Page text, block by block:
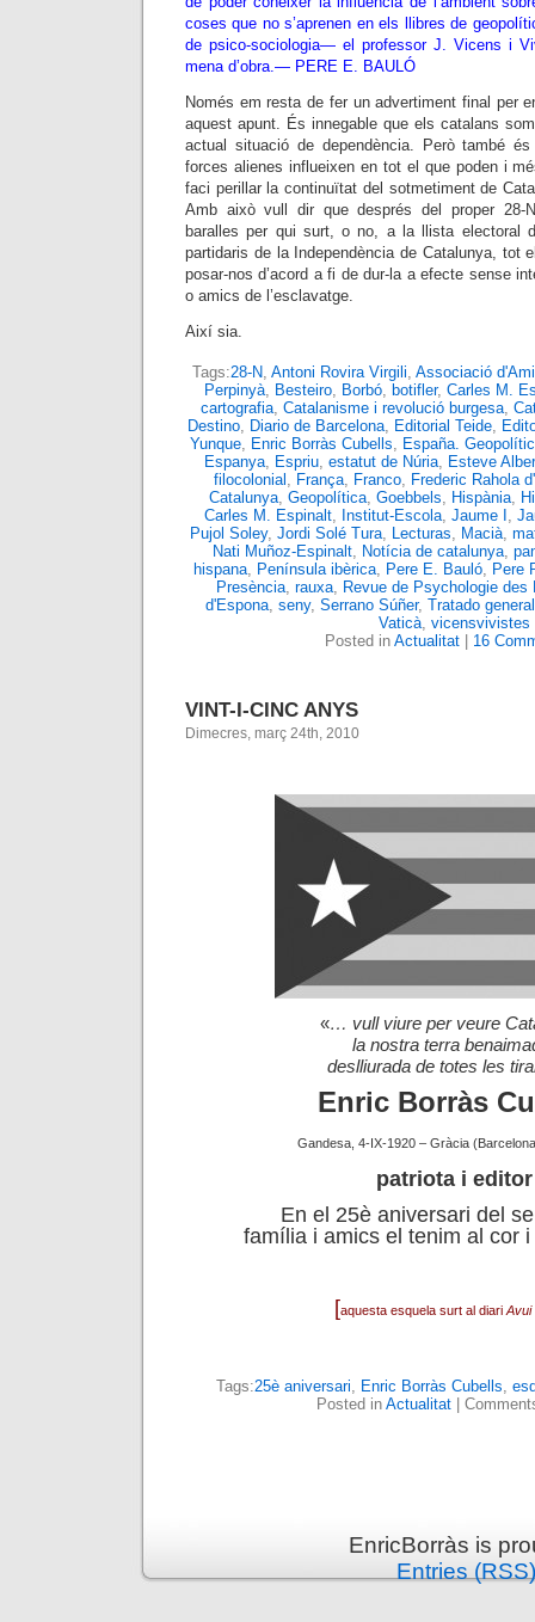
coses que no s’aprenen en els llibres de
de psico-sociologia— el professor J. Vicens i
mena d’obra.— PERE E. BAULÓ
Només em resta de fer un advertiment final per
aquest apunt. És innegable que els catalans
actual situació de dependència. Però també
forces alienes influeixen en tot el que poden i
faci perillar la continuïtat del sotmetiment de
Amb això vull dir que després del proper 28-
baralles per qui surt, o no, a la llista electoral
partidaris de la Independència de Catalunya, tot
posar-nos d’acord a fi de dur-la a efecte sense
o amics de l’esclavatge.
Així sia.
Tags:28-N, Antoni Rovira Virgili Associació
Perpinyà, Besteiro, Borbó, botifler, Carles M.
cartografia, Catalanisme i revolució burgesa,
Destino Diario de Barcelona Editorial Teide
Yunque Enric Borràs Cubells
España.
Espanya, Espriu, estatut de Núria, Esteve
filocolonial
França Franco Frederic Rahola
Catalunya Geopolítica Goebbels Hispània
Carles M. Espinalt Institut-Escola Jaume I
Pujol Soley, Jordi Solé Tura, Lecturas Macià,
Nati Muñoz-Espinalt, Notícia de catalunya,
hispana Península ibèrica Pere E. Bauló Pere
Presència rauxa Revue de Psychologie des
d'Espona, seny, Serrano Súñer, Tratado
Vaticà, vicensvivistes
Posted in Actualitat | 16
VINT-I-CINC ANYS
Dimecres, març 24th, 2010
«… vull viure per veure
la nostra terra
deslliurada de totes les
Enric Borràs
Gandesa, 4-IX-1920 – Gràcia
patriota i editor
En el 25è aniversari del
família i amics el tenim al cor
[aquesta esquela surt al diari Avui
Tags:25è aniversari Enric Borràs Cubells
Posted in Actualitat|
EnricBorràs is
Entries (RSS)